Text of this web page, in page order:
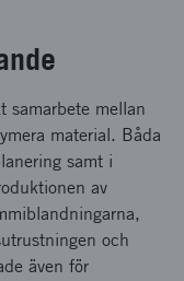
samarbete mellan
material. Båda
samt i
av
och
även för